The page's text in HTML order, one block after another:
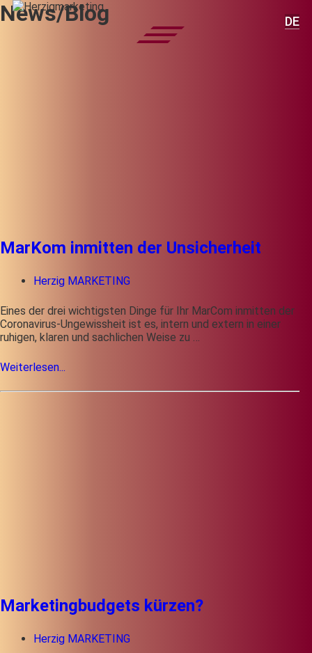
DE
News/Blog
MarKom inmitten der Unsicherheit
Herzig MARKETING
Eines der drei wichtigsten Dinge für Ihr MarCom inmitten der
Coronavirus-Ungewissheit ist es, intern und extern in einer
ruhigen, klaren und sachlichen Weise zu …
Weiterlesen...
Marketingbudgets kürzen?
Herzig MARKETING